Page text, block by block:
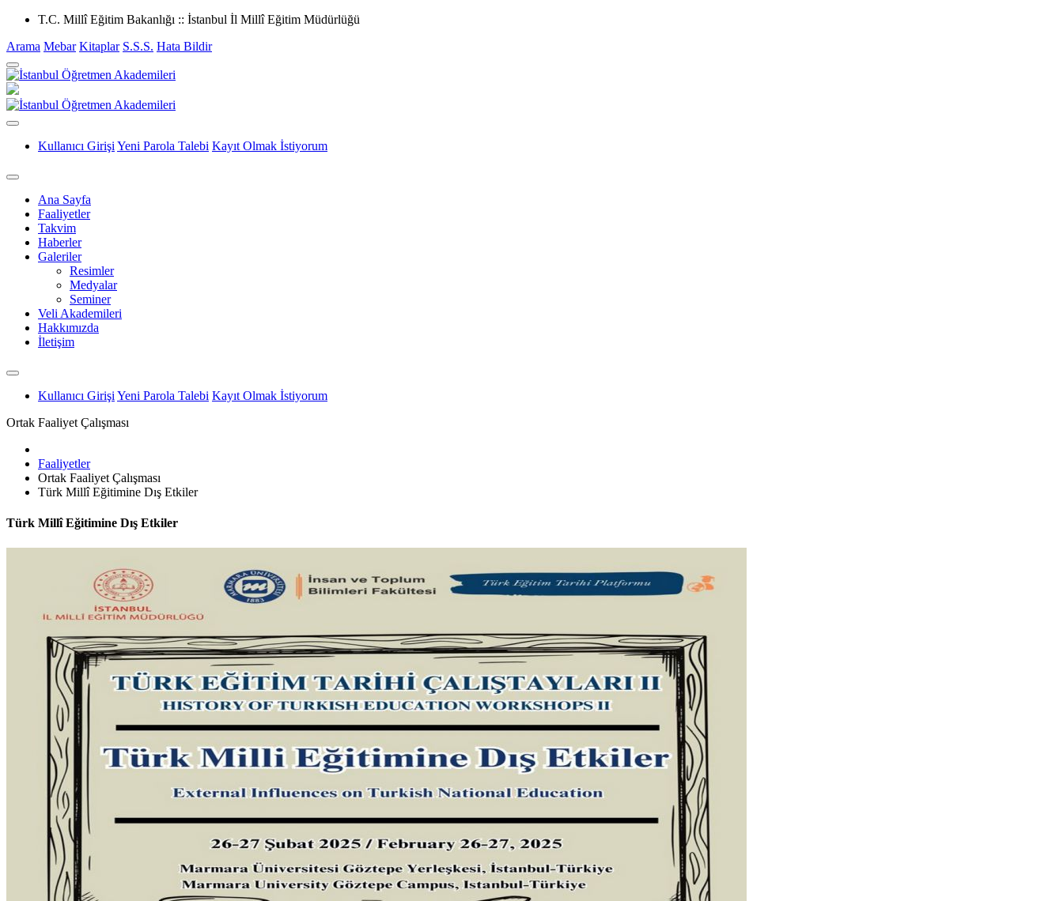
T.C. Millî Eğitim Bakanlığı :: İstanbul İl Millî Eğitim Müdürlüğü
Arama Mebar Kitaplar S.S.S. Hata Bildir
Kullanıcı Girişi Yeni Parola Talebi Kayıt Olmak İstiyorum
Ana Sayfa
Faaliyetler
Takvim
Haberler
Galeriler
Resimler
Medyalar
Seminer
Veli Akademileri
Hakkımızda
İletişim
Kullanıcı Girişi Yeni Parola Talebi Kayıt Olmak İstiyorum
Ortak Faaliyet Çalışması
Faaliyetler
Ortak Faaliyet Çalışması
Türk Millî Eğitimine Dış Etkiler
Türk Millî Eğitimine Dış Etkiler